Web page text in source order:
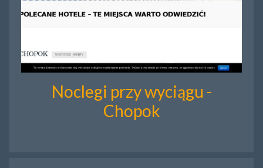
Noclegi przy wyciągu -
Chopok